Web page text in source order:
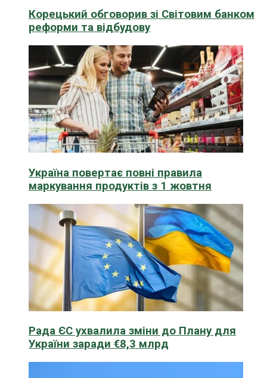
Корецький обговорив зі Світовим банком
реформи та відбудову
Україна повертає повні правила
маркування продуктів з 1 жовтня
Рада ЄС ухвалила зміни до Плану для
України заради €8,3 млрд